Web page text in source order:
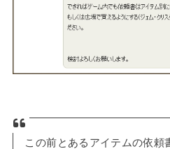
この前とあるアイテムの依頼